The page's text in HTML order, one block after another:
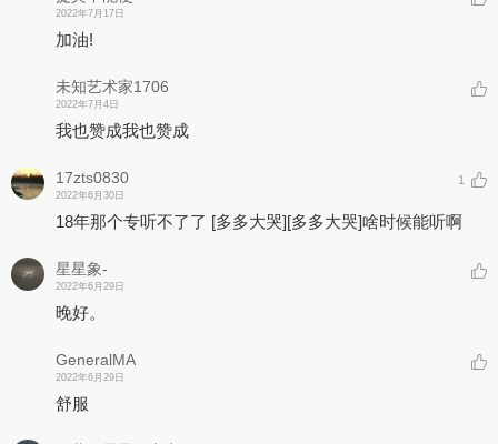
2022年7月17日
加油!
未知艺术家1706
2022年7月4日
我也赞成我也赞成
17zts0830
2022年6月30日
1
18年那个专听不了了 [多多大哭][多多大哭]啥时候能听啊
星星象-
2022年6月29日
晚好。
GeneralMA
2022年6月29日
舒服